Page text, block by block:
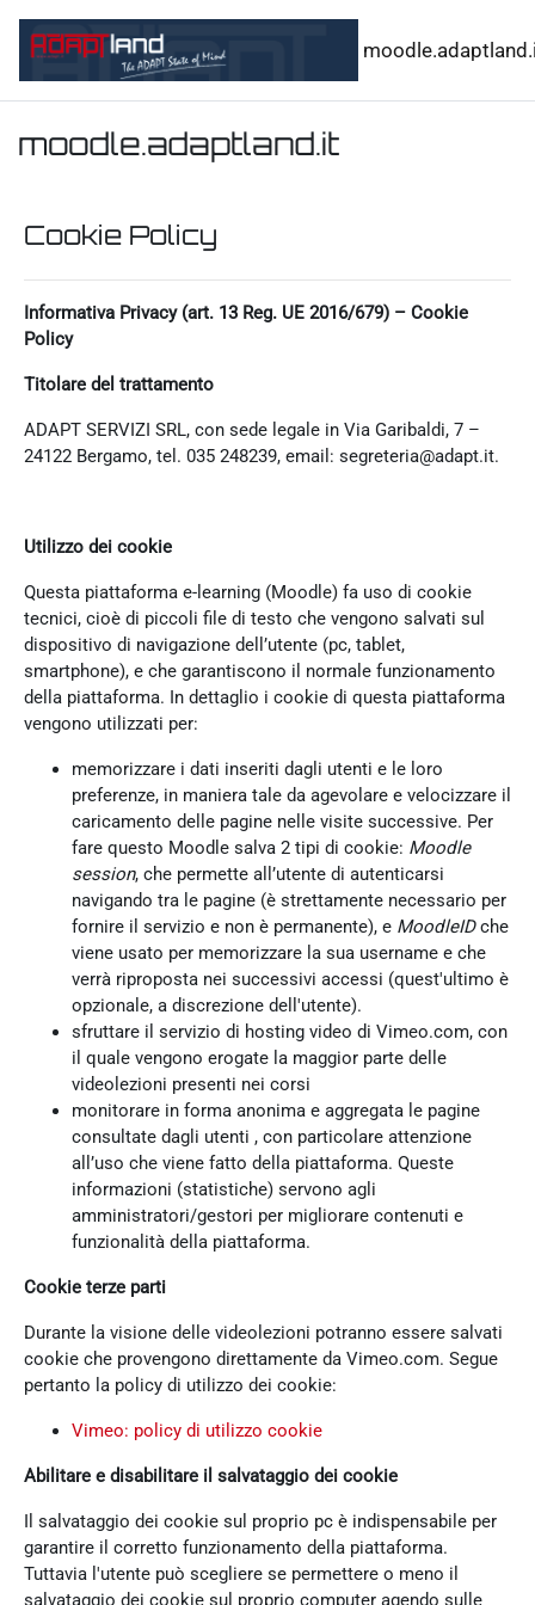
moodle.adaptland.it
Cookie Policy
Informativa Privacy (art. 13 Reg. UE 2016/679) – Cookie
Policy
Titolare del trattamento
ADAPT SERVIZI SRL, con sede legale in Via Garibaldi, 7 –
24122 Bergamo, tel. 035 248239, email: segreteria@adapt.it.
Utilizzo dei cookie
Questa piattaforma e-learning (Moodle) fa uso di cookie
tecnici, cioè di piccoli file di testo che vengono salvati sul
dispositivo di navigazione dell’utente (pc, tablet,
smartphone), e che garantiscono il normale funzionamento
della piattaforma. In dettaglio i cookie di questa piattaforma
vengono utilizzati per:
memorizzare i dati inseriti dagli utenti e le loro
preferenze, in maniera tale da agevolare e velocizzare il
caricamento delle pagine nelle visite successive. Per
fare questo Moodle salva 2 tipi di cookie: Moodle
session, che permette all’utente di autenticarsi
navigando tra le pagine (è strettamente necessario per
fornire il servizio e non è permanente), e MoodleIDche
viene usato per memorizzare la sua username e che
verrà riproposta nei successivi accessi (quest'ultimo è
opzionale, a discrezione dell'utente).
sfruttare il servizio di hosting video di Vimeo.com, con
il quale vengono erogate la maggior parte delle
videolezioni presenti nei corsi
monitorare in forma anonima e aggregata le pagine
consultate dagli utenti , con particolare attenzione
all’uso che viene fatto della piattaforma. Queste
informazioni (statistiche) servono agli
amministratori/gestori per migliorare contenuti e
funzionalità della piattaforma.
Cookie terze parti
Durante la visione delle videolezioni potranno essere salvati
cookie che provengono direttamente da Vimeo.com. Segue
pertanto la policy di utilizzo dei cookie:
Vimeo: policy di utilizzo cookie
Abilitare e disabilitare il salvataggio dei cookie
Il salvataggio dei cookie sul proprio pc è indispensabile per
garantire il corretto funzionamento della piattaforma.
Tuttavia l'utente può scegliere se permettere o meno il
salvataggio dei cookie sul proprio computer agendo sulle